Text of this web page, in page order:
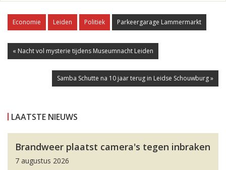
Economie Leiden Politiek Parkeergarage Lammermarkt
« Nacht vol mysterie tijdens Museumnacht Leiden
Samba Schutte na 10 jaar terug in Leidse Schouwburg »
LAATSTE NIEUWS
Brandweer plaatst camera's tegen inbraken
7 augustus 2026